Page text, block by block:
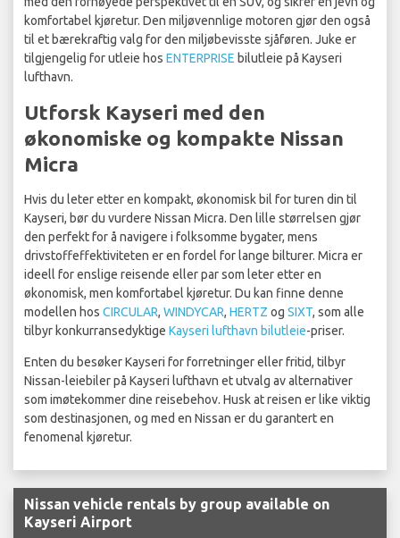
komfortabel kjøretur. Den miljøvennlige motoren gjør den også
til et bærekraftig valg for den miljøbevisste sjåføren. Juke er
tilgjengelig for utleie hos ENTERPRISE bilutleie på Kayseri
lufthavn.
Utforsk Kayseri med den
økonomiske og kompakte Nissan
Micra
Hvis du leter etter en kompakt, økonomisk bil for turen din til
Kayseri, bør du vurdere Nissan Micra. Den lille størrelsen gjør
den perfekt for å navigere i folksomme bygater, mens
drivstoffeffektiviteten er en fordel for lange bilturer. Micra er
ideell for enslige reisende eller par som leter etter en
økonomisk, men komfortabel kjøretur. Du kan finne denne
modellen hos CIRCULAR, WINDYCAR, HERTZ og SIXT, som alle
tilbyr konkurransedyktige Kayseri lufthavn bilutleie-priser.
Enten du besøker Kayseri for forretninger eller fritid, tilbyr
Nissan-leiebiler på Kayseri lufthavn et utvalg av alternativer
som imøtekommer dine reisebehov. Husk at reisen er like viktig
som destinasjonen, og med en Nissan er du garantert en
fenomenal kjøretur.
Nissan vehicle rentals by group available on
Kayseri Airport